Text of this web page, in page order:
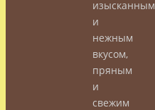
изысканным
и
нежным
вкусом,
пряным
и
свежим